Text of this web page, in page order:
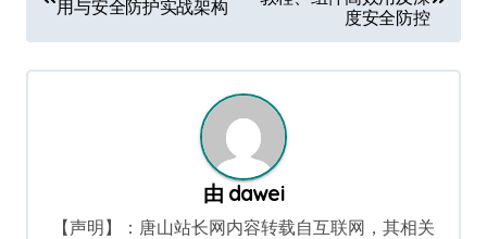
导
航
用与安全防护实战架构
度安全防控
由 dawei
【声明】：唐山站长网内容转载自互联网，其相关